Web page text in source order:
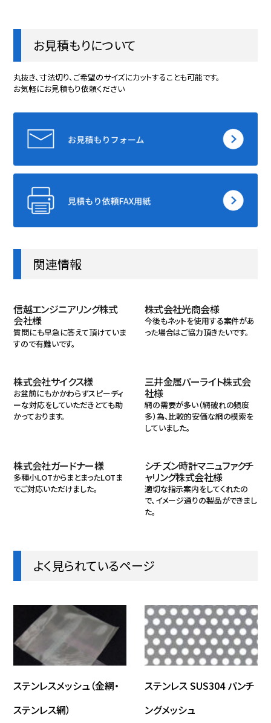
お見積もりについて
丸抜き、寸法切り、ご希望のサイズにカットすることも可能です。
お気軽にお見積もり依頼ください
関連情報
信越エンジニアリング株式
会社様
質問にも早急に答えて頂けていま
すので有難いです。
株式会社光商会様
今後もネットを使用する案件があ
った場合はご協力頂きたいです。
株式会社サイクス様
お盆前にもかかわらずスピーディ
ーな対応をしていただきとても助
かっております。
三井金属パーライト株式会
社様
網の需要が多い（網破れの頻度
多）為、比較的安価な網の模索を
していました。
株式会社ガードナー様
多種小LOTからまとまったLOTま
でご対応いただけました。
シチズン時計マニュファクチ
ャリング株式会社様
適切な指示案内をしてくれたの
で、イメージ通りの製品ができまし
た。
よく見られているページ
ステンレスメッシュ（金網・
ステンレス網）
ステンレス SUS304 パンチ
ングメッシュ